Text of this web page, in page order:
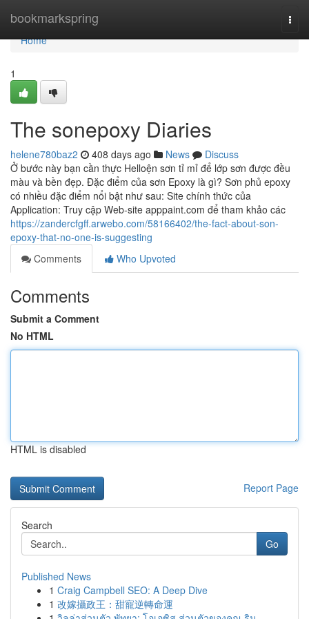
bookmarkspring
Home
Home
1
The sonepoxy Diaries
helene780baz2 408 days ago News
Discuss
Ở bước này bạn cần thực Helloện sơn tỉ mỉ để lớp sơn được đều
màu và bền đẹp. Đặc điểm của sơn Epoxy là gì? Sơn phủ epoxy
có nhiều đặc điểm nổi bật như sau: Site chính thức của
Application: Truy cập Web-site apppaint.com để tham khảo các
https://zandercfgff.arwebo.com/58166402/the-fact-about-son-
epoxy-that-no-one-is-suggesting
Comments
Who Upvoted
Comments
Submit a Comment
No HTML
HTML is disabled
Report Page
Search
Go
Published News
1 Craig Campbell SEO: A Deep Dive
1 改嫁攝政王：甜寵逆轉命運